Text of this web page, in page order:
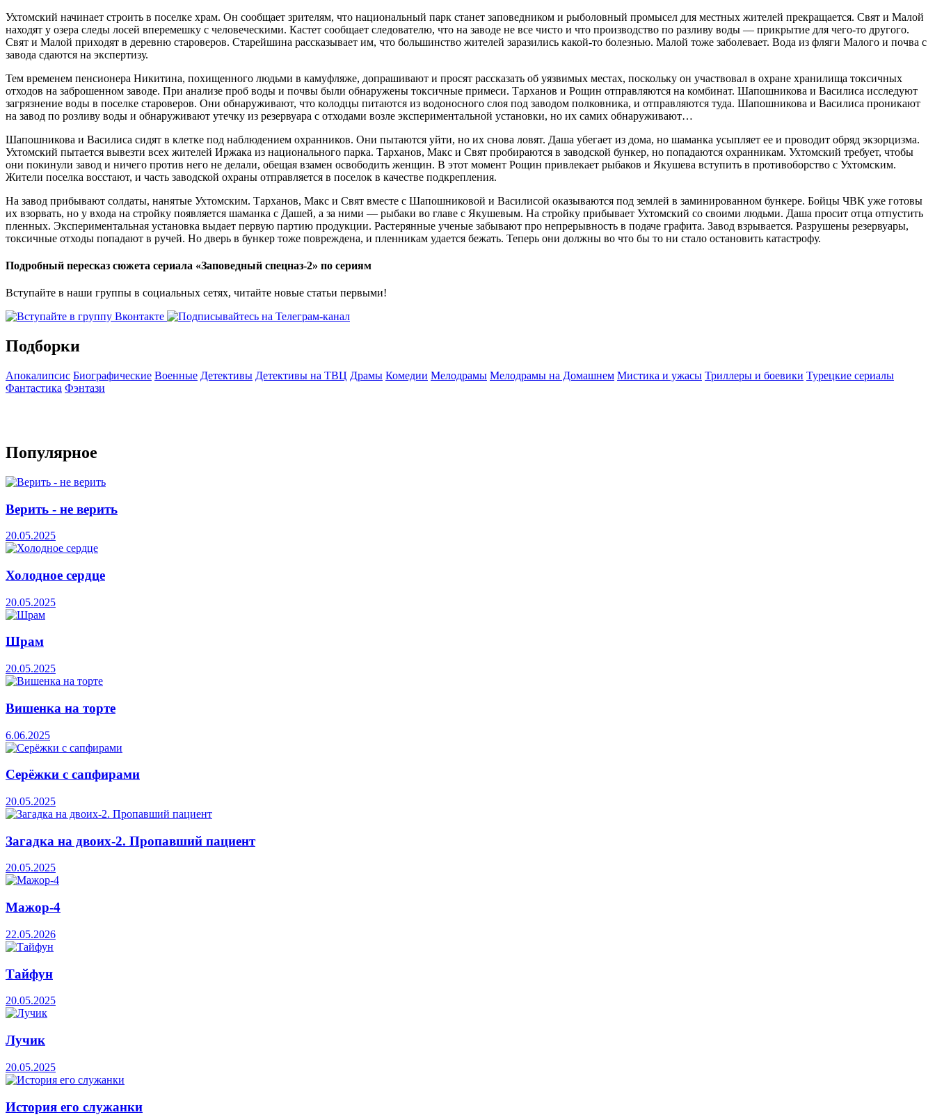
Ухтомский начинает строить в поселке храм. Он сообщает зрителям, что национальный парк станет заповедником и рыболовный промысел для местных жителей прекращается. Свят и Малой
находят у озера следы лосей вперемешку с человеческими. Кастет сообщает следователю, что на заводе не все чисто и что производство по разливу воды — прикрытие для чего-то другого.
Свят и Малой приходят в деревню староверов. Старейшина рассказывает им, что большинство жителей заразились какой-то болезнью. Малой тоже заболевает. Вода из фляги Малого и почва с
завода сдаются на экспертизу.
Тем временем пенсионера Никитина, похищенного людьми в камуфляже, допрашивают и просят рассказать об уязвимых местах, поскольку он участвовал в охране хранилища токсичных
отходов на заброшенном заводе. При анализе проб воды и почвы были обнаружены токсичные примеси. Тарханов и Рощин отправляются на комбинат. Шапошникова и Василиса исследуют
загрязнение воды в поселке староверов. Они обнаруживают, что колодцы питаются из водоносного слоя под заводом полковника, и отправляются туда. Шапошникова и Василиса проникают
на завод по розливу воды и обнаруживают утечку из резервуара с отходами возле экспериментальной установки, но их самих обнаруживают…
Шапошникова и Василиса сидят в клетке под наблюдением охранников. Они пытаются уйти, но их снова ловят. Даша убегает из дома, но шаманка усыпляет ее и проводит обряд экзорцизма.
Ухтомский пытается вывезти всех жителей Иржака из национального парка. Тарханов, Макс и Свят пробираются в заводской бункер, но попадаются охранникам. Ухтомский требует, чтобы
они покинули завод и ничего против него не делали, обещая взамен освободить женщин. В этот момент Рощин привлекает рыбаков и Якушева вступить в противоборство с Ухтомским.
Жители поселка восстают, и часть заводской охраны отправляется в поселок в качестве подкрепления.
На завод прибывают солдаты, нанятые Ухтомским. Тарханов, Макс и Свят вместе с Шапошниковой и Василисой оказываются под землей в заминированном бункере. Бойцы ЧВК уже готовы
их взорвать, но у входа на стройку появляется шаманка с Дашей, а за ними — рыбаки во главе с Якушевым. На стройку прибывает Ухтомский со своими людьми. Даша просит отца отпустить
пленных. Экспериментальная установка выдает первую партию продукции. Растерянные ученые забывают про непрерывность в подаче графита. Завод взрывается. Разрушены резервуары,
токсичные отходы попадают в ручей. Но дверь в бункер тоже повреждена, и пленникам удается бежать. Теперь они должны во что бы то ни стало остановить катастрофу.
Подробный пересказ сюжета сериала «Заповедный спецназ-2» по сериям
Вступайте в наши группы в социальных сетях, читайте новые статьи первыми!
Подборки
Апокалипсис Биографические Военные Детективы Детективы на ТВЦ Драмы Комедии Мелодрамы Мелодрамы на Домашнем Мистика и ужасы Триллеры и боевики Турецкие сериалы
Фантастика Фэнтази
Популярное
Верить - не верить
20.05.2025
Холодное сердце
20.05.2025
Шрам
20.05.2025
Вишенка на торте
6.06.2025
Серёжки с сапфирами
20.05.2025
Загадка на двоих-2. Пропавший пациент
20.05.2025
Мажор-4
22.05.2026
Тайфун
20.05.2025
Лучик
20.05.2025
История его служанки